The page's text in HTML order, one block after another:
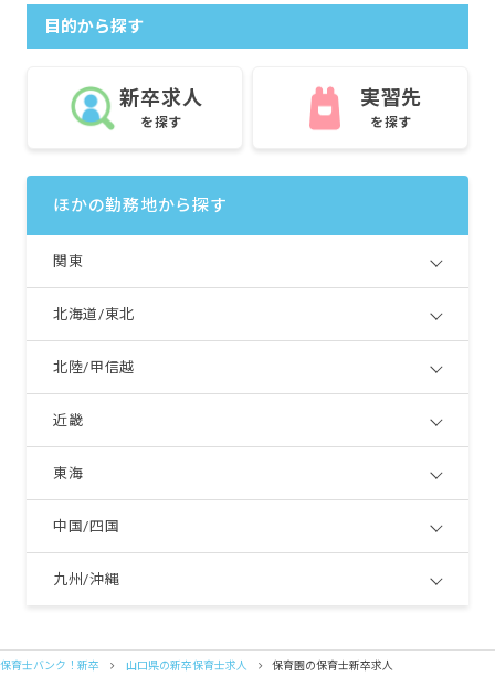
目的から探す
新卒求人
を探す
実習先
を探す
ほかの勤務地から探す
関東
北海道/東北
北陸/甲信越
近畿
東海
中国/四国
九州/沖縄
保育士バンク！新卒 山口県の新卒保育士求人 保育園の保育士新卒求人